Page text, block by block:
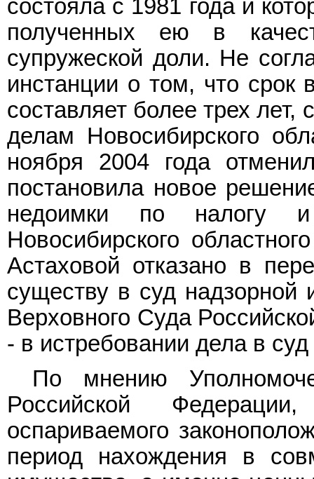
состояла с 1981 года и
полученных ею в
супружеской доли. Не
инстанции о том, что срок
составляет более трех лет,
делам Новосибирского
ноября 2004 года
постановила новое
недоимки по налогу
Новосибирского
Астаховой отказано в
существу в суд надзорной
Верховного Суда
- в истребовании дела в
По мнению
Российской
оспариваемого
период нахождения в